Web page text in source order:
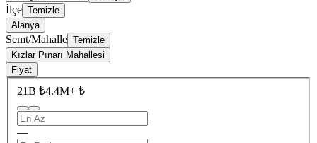
İlçe Temizle
Alanya
Semt/Mahalle Temizle
Kızlar Pınarı Mahallesi
Fiyat
21B ₺4.4M+ ₺
—